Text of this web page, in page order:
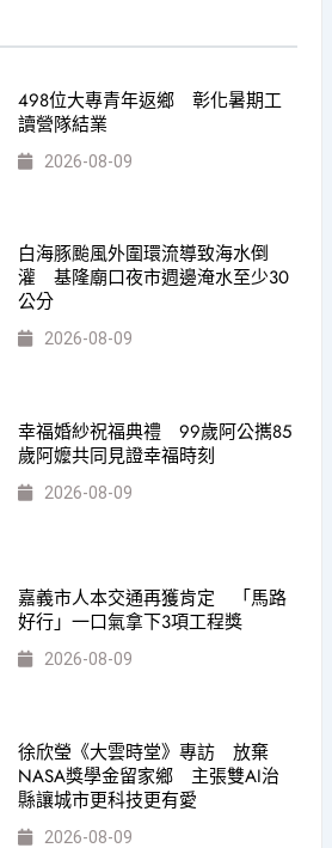
498位大專青年返鄉 彰化暑期工
讀營隊結業
2026-08-09
白海豚颱風外圍環流導致海水倒
灌 基隆廟口夜市週邊淹水至少30
公分
2026-08-09
幸福婚紗祝福典禮 99歲阿公𢹂85
歲阿嬤共同見證幸福時刻
2026-08-09
嘉義市人本交通再獲肯定 「馬路
好行」一口氣拿下3項工程獎
2026-08-09
徐欣瑩《大雲時堂》專訪 放棄
NASA獎學金留家鄉 主張雙AI治
縣讓城市更科技更有愛
2026-08-09